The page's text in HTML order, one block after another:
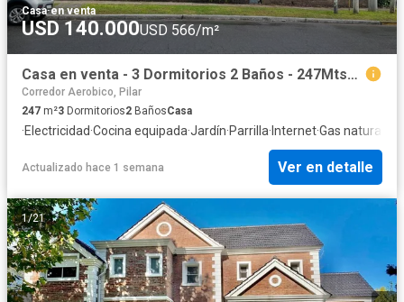
Casa·en venta
USD 140.000USD 566/m²
Casa en venta - 3 Dormitorios 2 Baños - 247Mts2 - Pilar
Corredor Aerobico, Pilar
247 m²3 Dormitorios2 BañosCasa
·Electricidad·Cocina equipada·Jardín·Parrilla· Internet·Gas natural
Actualizado hace 1 semana Ver en detalle
1/21